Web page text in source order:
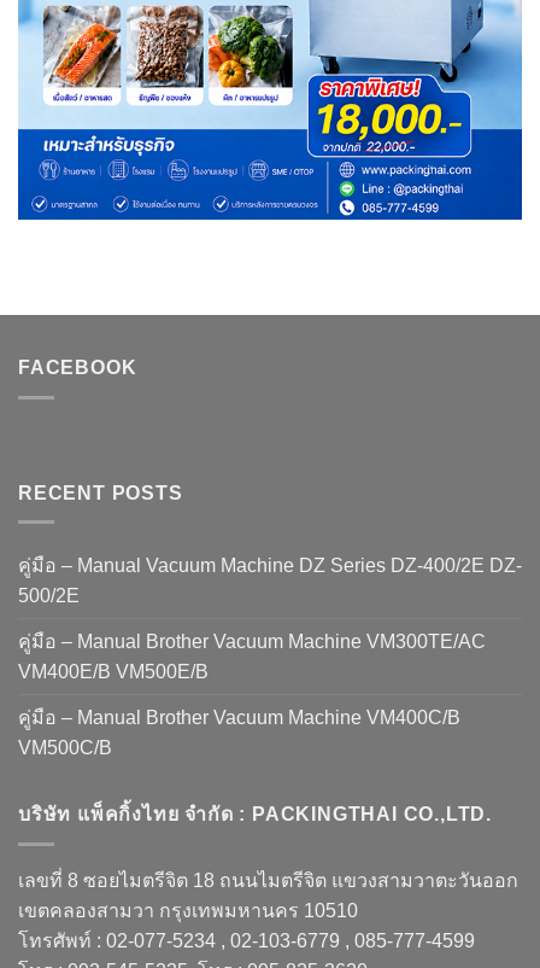
FACEBOOK
RECENT POSTS
คู่มือ – Manual Vacuum Machine DZ Series DZ-400/2E DZ-
500/2E
คู่มือ – Manual Brother Vacuum Machine VM300TE/AC
VM400E/B VM500E/B
คู่มือ – Manual Brother Vacuum Machine VM400C/B
VM500C/B
บริษัท แพ็คกิ้งไทย จำกัด : PACKINGTHAI CO.,LTD.
เลขที่ 8 ซอยไมตรีจิต 18 ถนนไมตรีจิต แขวงสามวาตะวันออก
เขตคลองสามวา กรุงเทพมหานคร 10510
โทรศัพท์ : 02-077-5234 , 02-103-6779 , 085-777-4599